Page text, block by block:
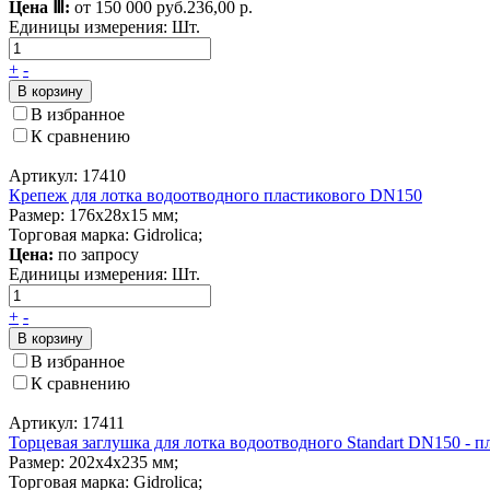
Цена Ⅲ: от 150 000 руб.236,00 р.
Единицы измерения: Шт.
+ -
В корзину
В избранное
К сравнению
Артикул: 17410
Крепеж для лотка водоотводного пластикового DN150
Размер: 176x28x15 мм;
Торговая марка: Gidrolica;
Цена: по запросу
Единицы измерения: Шт.
+ -
В корзину
В избранное
К сравнению
Артикул: 17411
Торцевая заглушка для лотка водоотводного Standart DN150 -
Размер: 202x4x235 мм;
Торговая марка: Gidrolica;